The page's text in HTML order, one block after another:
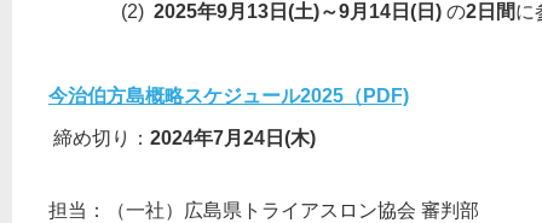
(2) 2025年9月13日(土)～9月14日(日) の2日間に
今治伯方島概略スケジュール2025 （PDF)
締め切り： 2024年7月24日(木)
担当：（一社）広島県トライアスロン協会 審判部